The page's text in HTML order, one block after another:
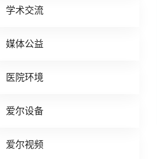
学术交流
媒体公益
医院环境
爱尔设备
爱尔视频